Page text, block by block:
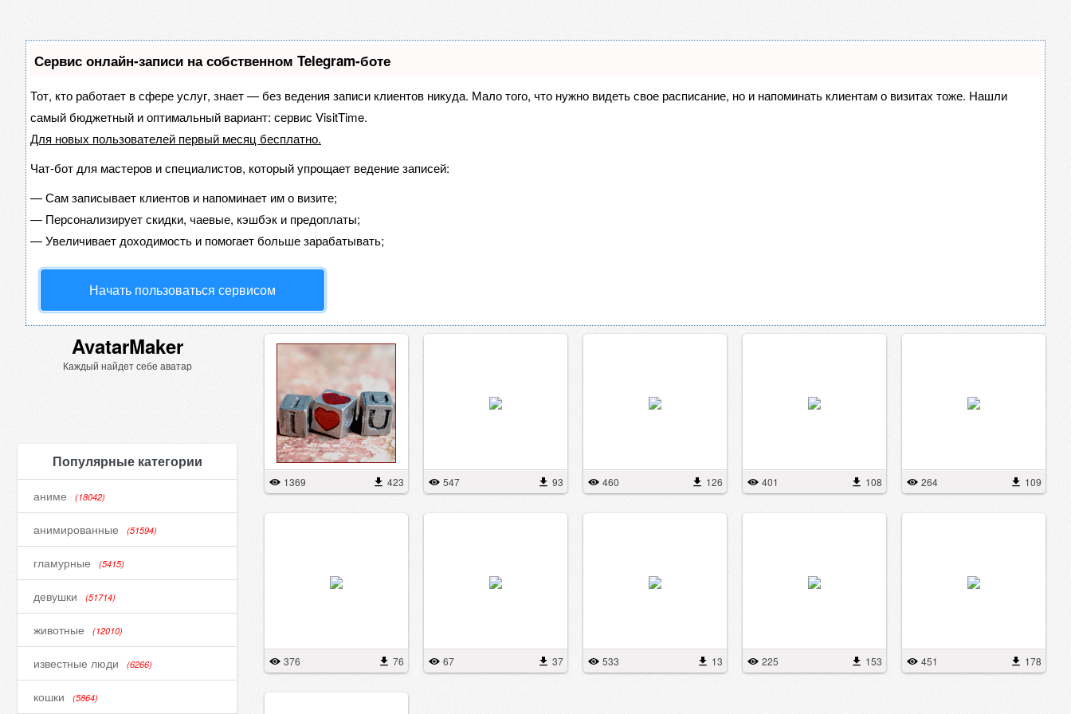
Сервис онлайн-записи на собственном Telegram-боте
Тот, кто работает в сфере услуг, знает — без ведения записи клиентов никуда. Мало того, что нужно видеть свое расписание, но и напоминать клиентам о визитах тоже. Нашли
самый бюджетный и оптимальный вариант: сервис VisitTime.
Для новых пользователей первый месяц бесплатно.
Чат-бот для мастеров и специалистов, который упрощает ведение записей:
—Сам записывает клиентов и напоминает им о визите;
— Персонализирует скидки, чаевые, кэшбэк и предоплаты;
—Увеличивает доходимость и помогает больше зарабатывать;
Начать пользоваться сервисом
AvatarMaker
Каждый найдет себе аватар
Популярные категории
аниме (18042)
анимированные (51594)
гламурные (5415)
девушки (51714)
животные (12010)
известные люди (6266)
кошки (5864)
1369 423 547 93 460 126 401 108 264 109
376 76 67 37 533 13 225 153 451 178